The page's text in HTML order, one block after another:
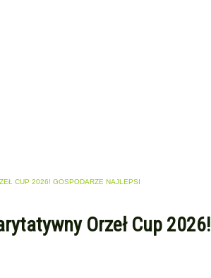
CUP 2026! GOSPODARZE NAJLEPSI
Orzeł Cup 2026!